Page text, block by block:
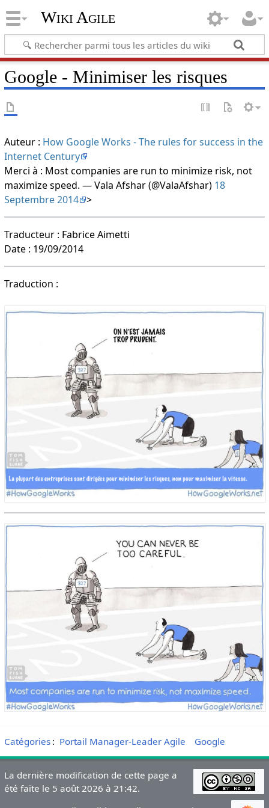
Wiki Agile
Google - Minimiser les risques
Auteur : How Google Works - The rules for success in the
Internet Century
Merci à : Most companies are run to minimize risk, not
maximize speed. — Vala Afshar (@ValaAfshar) 18
Septembre 2014 >
Traducteur : Fabrice Aimetti
Date : 19/09/2014
Traduction :
Catégories: Portail Manager-Leader Agile Google
La dernière modification de cette page a
été faite le 5 août 2026 à 21:42.